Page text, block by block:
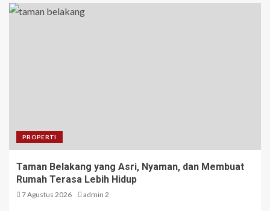
PROPERTI
Taman Belakang yang Asri, Nyaman, dan Membuat
Rumah Terasa Lebih Hidup
7 Agustus 2026 admin 2